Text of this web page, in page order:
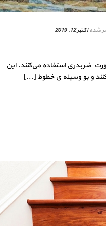
شدهاکتبر 12, 2019
ضربدری استفاده می‌کنند. این
و بو وسیله ی خطوط [...]